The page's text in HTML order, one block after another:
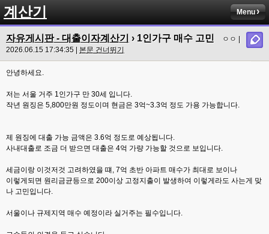
계산기 Menu
자유게시판 - 대출이자계산기 › 1인가구 매수 고민
ㅇㅇ |
2026.06.15 17:34:35 | 본문 건너뛰기
안녕하세요.
저는 서울 거주 1인가구 만 30세 입니다.
작년 원징은 5,800만원 정도이며 현금은 3억~3.3억 정도 가용 가능합니다.
제 원징에 대출 가능 금액은 3.6억 정도로 예상됩니다.
사내대출로 조금 더 받으면 대출은 4억 가량 가능할 것으로 보입니다.
세금이랑 이것저것 고려하였을 떄, 7억 초반 아파트 매수가 최대로 보이나
이렇게되면 원리금균등으로 200이상 고정지출이 발생하여 이렇게라도 사는게 맞
나 고민입니다.
서울이나 규제지역 매수 예정이라 실거주는 필수입니다.